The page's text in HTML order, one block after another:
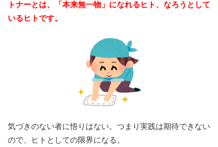
トナーとは、「本来無一物」になれるヒト、なろうとして
いるヒトです。
気づきのない者に悟りはない。つまり実践は期待できない
ので、ヒトとしての限界になる。